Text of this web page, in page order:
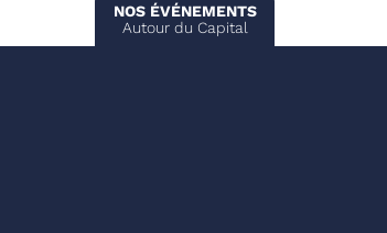
NOS ÉVÉNEMENTS
Autour du Capital